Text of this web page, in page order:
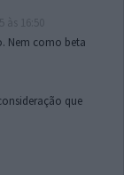
Nem como beta
que